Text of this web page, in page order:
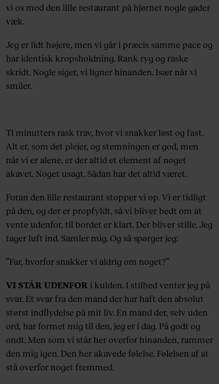
vi os mod den lille restaurant på hjørnet nogle gader
væk.
Jeg er lidt højere, men vi går i præcis samme pace og
har identisk kropsholdning. Rank ryg og raske
skridt. Nogle siger, vi ligner hinanden. Især når vi
smiler.
Ti minutters rask trav, hvor vi snakker løst og fast.
Alt er, som det plejer, og stemningen er god, men
når vi er alene, er der altid et element af noget
akavet. Noget usagt. Sådan har det altid været.
Foran den lille restaurant stopper vi op. Vi er tidligt
på den, og der er propfyldt, så vi bliver bedt om at
vente udenfor, til bordet er klart. Der bliver stille. Jeg
tager luft ind. Samler mig. Og så spørger jeg:
”Far, hvorfor snakker vi aldrig om noget?”
VI STÅR UDENFOR i kulden. I stilhed venter jeg på
svar. Et svar fra den mand der har haft den absolut
størst indflydelse på mit liv. En mand der, selv uden
ord, har formet mig til den, jeg er i dag. På godt og
ondt. Men som vi står her overfor hinanden, rammer
den mig igen. Den her akavede følelse. Følelsen af at
stå overfor noget fremmed.